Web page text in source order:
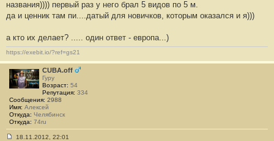
названия)))) первый раз у него брал 5 видов по 5 м.
да и ценник там пи....датый для новичков, которым оказался и я)))
а кто их делает? ..... один ответ - европа...)
https://exebit.io/?ref=gs21
CUBA.off
Гуру
Возраст: 54
Репутация: 334
Сообщения: 2988
Имя: Алексей
Откуда: Челябинск
Откуда: 74ru
18.11.2012, 22:01